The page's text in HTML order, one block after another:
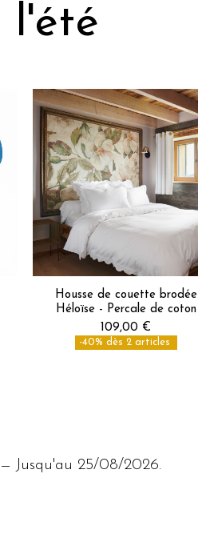
l'été
Housse de couette brodée
Héloïse - Percale de coton
109,00 €
-40% dès 2 articles
Jusqu'au 25/08/2026.